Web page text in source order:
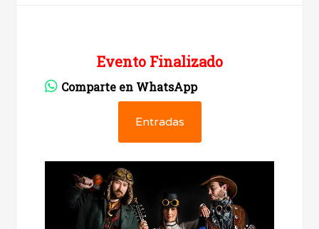
Evento Finalizado
Comparte en WhatsApp
Entradas